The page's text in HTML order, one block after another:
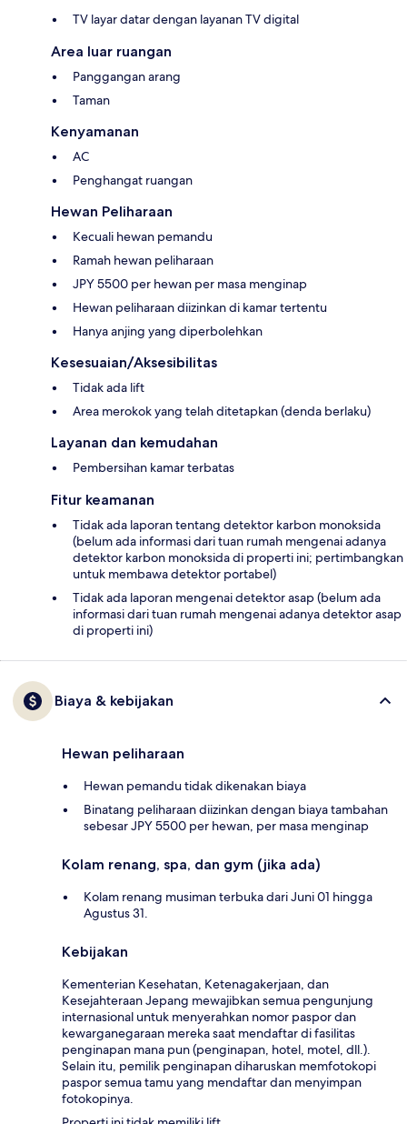
TV layar datar dengan layanan TV digital
Area luar ruangan
Panggangan arang
Taman
Kenyamanan
AC
Penghangat ruangan
Hewan Peliharaan
Kecuali hewan pemandu
Ramah hewan peliharaan
JPY 5500 per hewan per masa menginap
Hewan peliharaan diizinkan di kamar tertentu
Hanya anjing yang diperbolehkan
Kesesuaian/Aksesibilitas
Tidak ada lift
Area merokok yang telah ditetapkan (denda berlaku)
Layanan dan kemudahan
Pembersihan kamar terbatas
Fitur keamanan
Tidak ada laporan tentang detektor karbon monoksida
(belum ada informasi dari tuan rumah mengenai adanya
detektor karbon monoksida di properti ini; pertimbangkan
untuk membawa detektor portabel)
Tidak ada laporan mengenai detektor asap (belum ada
informasi dari tuan rumah mengenai adanya detektor asap
di properti ini)
Biaya & kebijakan
Hewan peliharaan
Hewan pemandu tidak dikenakan biaya
Binatang peliharaan diizinkan dengan biaya tambahan
sebesar JPY 5500 per hewan, per masa menginap
Kolam renang, spa, dan gym (jika ada)
Kolam renang musiman terbuka dari Juni 01 hingga
Agustus 31.
Kebijakan
Kementerian Kesehatan, Ketenagakerjaan, dan
Kesejahteraan Jepang mewajibkan semua pengunjung
internasional untuk menyerahkan nomor paspor dan
kewarganegaraan mereka saat mendaftar di fasilitas
penginapan mana pun (penginapan, hotel, motel, dll.).
Selain itu, pemilik penginapan diharuskan memfotokopi
paspor semua tamu yang mendaftar dan menyimpan
fotokopinya.